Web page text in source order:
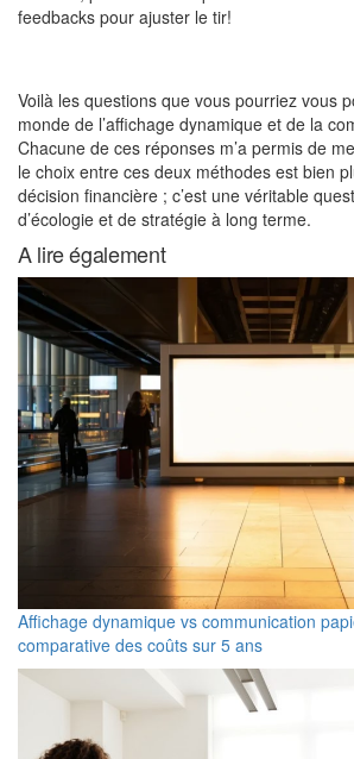
feedbacks pour ajuster le tir!
Voilà les questions que vous pourriez vous
monde de l’affichage dynamique et de la
Chacune de ces réponses m’a permis de
le choix entre ces deux méthodes est bien
décision financière ; c’est une véritable
d’écologie et de stratégie à long terme.
A lire également
Affichage dynamique vs communication
comparative des coûts sur 5 ans